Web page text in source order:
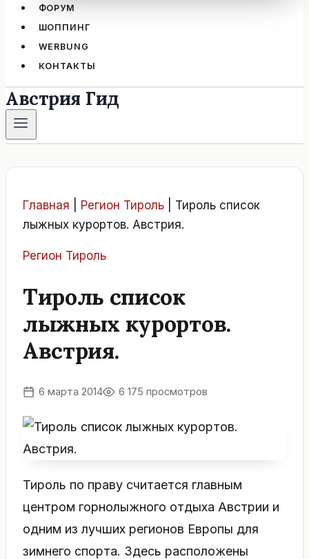
ФОРУМ
ШОППИНГ
WERBUNG
КОНТАКТЫ
Австрия Гид
Главная Регион Тироль
Тироль список
лыжных курортов. Австрия.
Регион Тироль
Тироль список
лыжных курортов.
Австрия.
6 марта 2014 6 175 просмотров
Тироль по праву считается главным
центром горнолыжного отдыха Австрии и
одним из лучших регионов Европы для
зимнего спорта. Здесь расположены